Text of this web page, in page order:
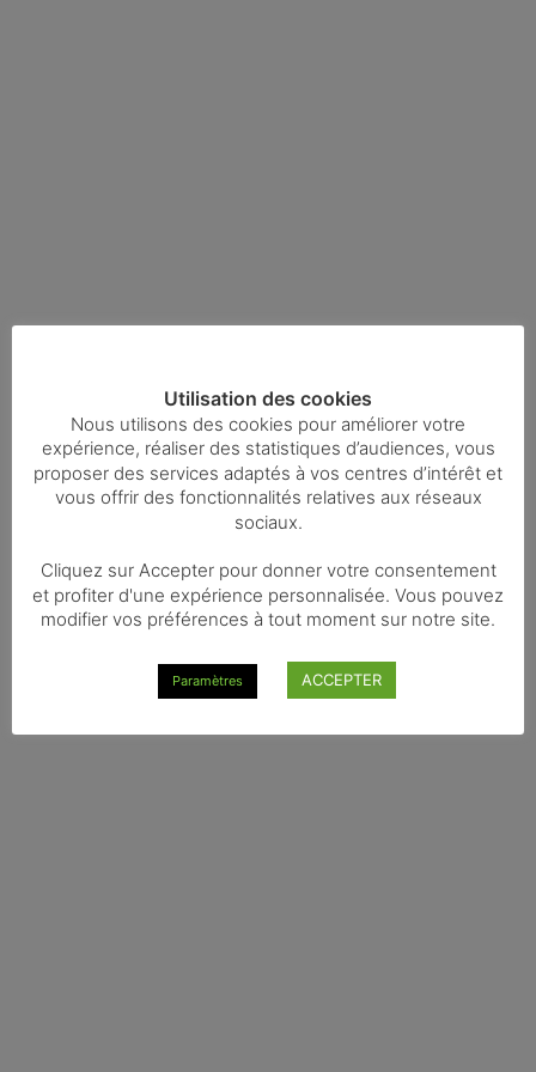
Utilisation des cookies
Nous utilisons des cookies pour améliorer votre
expérience, réaliser des statistiques d’audiences, vous
proposer des services adaptés à vos centres d’intérêt et
vous offrir des fonctionnalités relatives aux réseaux
sociaux.
Cliquez sur Accepter pour donner votre consentement
et profiter d'une expérience personnalisée. Vous pouvez
modifier vos préférences à tout moment sur notre site.
Paramètres ACCEPTER